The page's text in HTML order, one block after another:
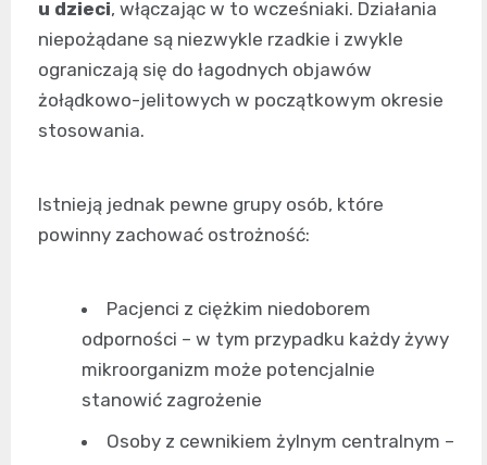
u dzieci, włączając w to wcześniaki. Działania
niepożądane są niezwykle rzadkie i zwykle
ograniczają się do łagodnych objawów
żołądkowo-jelitowych w początkowym okresie
stosowania.
Istnieją jednak pewne grupy osób, które
powinny zachować ostrożność:
Pacjenci z ciężkim niedoborem
odporności – w tym przypadku każdy żywy
mikroorganizm może potencjalnie
stanowić zagrożenie
Osoby z cewnikiem żylnym centralnym –